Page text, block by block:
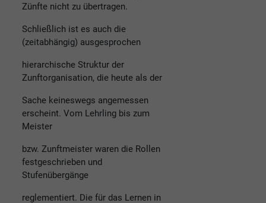
Zünfte nicht zu übertragen.
Schließlich ist es auch die
(zeitabhängig) ausgesprochen
hierarchische Struktur der
Zunftorganisation, die heute als der
Sache keineswegs angemessen
erscheint. Vom Lehrling bis zum
Meister
bzw. Zunftmeister waren die Rollen
festgeschrieben und
Stufenübergänge
reglementiert. Die für das Lernen in